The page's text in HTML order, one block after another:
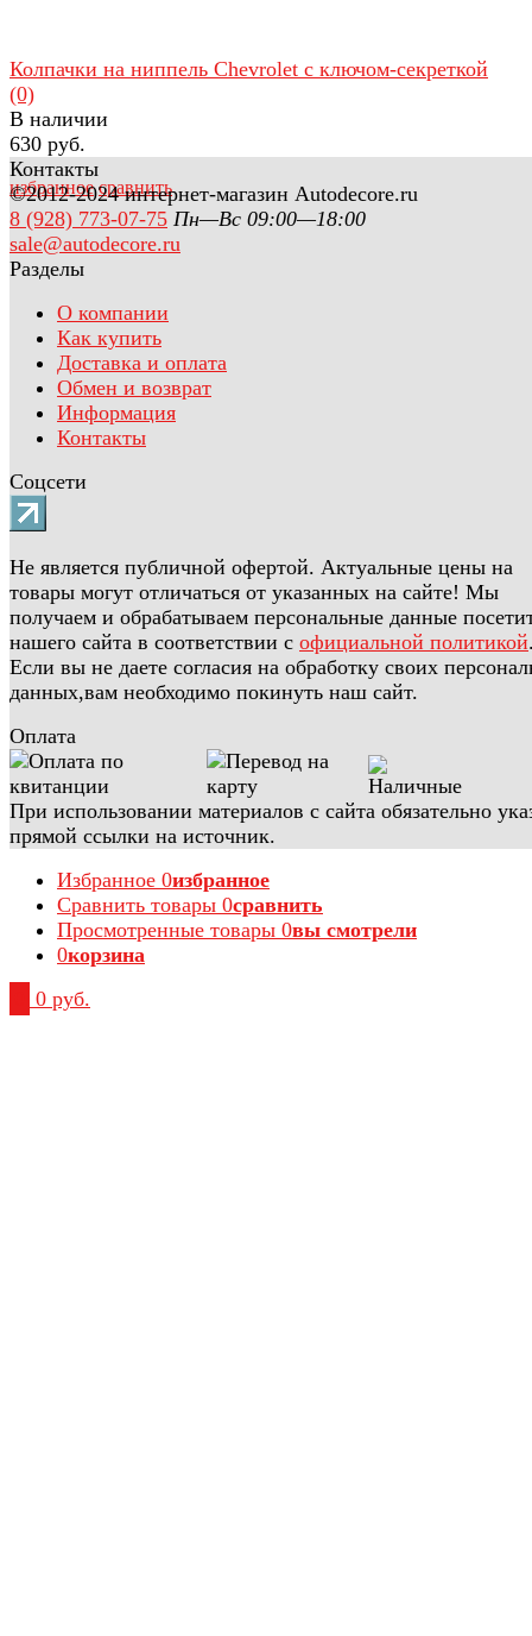
избранное сравнить
Колпачки на ниппель Chevrolet с ключом-секреткой
(0)
В наличии
630 руб.
Контакты
©2012-2024 интернет-магазин Autodecore.ru
8 (928) 773-07-75 Пн—Вс 09:00—18:00
sale@autodecore.ru
Разделы
О компании
Как купить
Доставка и оплата
Обмен и возврат
Информация
Контакты
Соцсети
Не является публичной офертой. Актуальные цены на
товары могут отличаться от указанных на сайте! Мы
получаем и обрабатываем персональные данные
нашего сайта в соответствии с официальной политикой
Если вы не даете согласия на обработку своих
данных,вам необходимо покинуть наш сайт.
Оплата
При использовании материалов с сайта обязательно
прямой ссылки на источник.
Избранное 0избранное
Сравнить товары 0сравнить
Просмотренные товары 0вы смотрели
0корзина
0 руб.